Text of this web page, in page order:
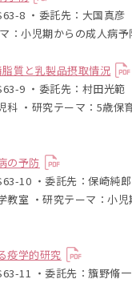
8 ・委託先：大国真
：小児期からの成人病予
質と乳製品摂取情況
9 ・委託先：村田光
科 ・研究テーマ：5歳保
の予防
10 ・委託先：保崎純
教室 ・研究テーマ：小
疫学的研究
11 ・委託先：籏野脩